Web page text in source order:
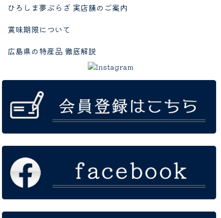
ひろしま夢ぷらざ 実店舗のご案内
賞味期限について
広島県の特産品 徹底解説